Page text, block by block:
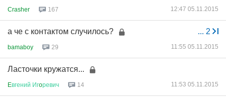
Crasher 167 12:47 05.11.2015
... 2
а че с контактом случилось?
bamaboy 29 11:55 05.11.2015
Ласточки кружатся...
Eвгений Игoревич 14 11:53 05.11.2015